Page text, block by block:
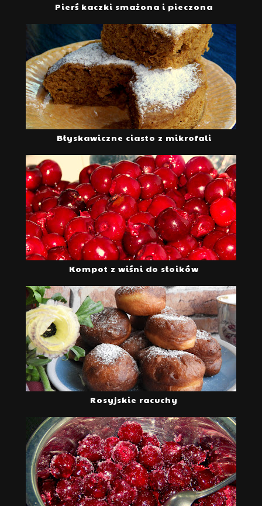
Pierś kaczki smażona i pieczona
Błyskawiczne ciasto z mikrofali
Kompot z wiśni do słoików
Rosyjskie racuchy